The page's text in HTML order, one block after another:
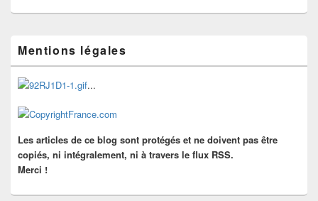
principale
de
widget
pour
barre
Mentions légales
...
Les articles de ce blog sont protégés et ne doivent pas être
copiés, ni intégralement, ni à travers le flux RSS.
Merci !